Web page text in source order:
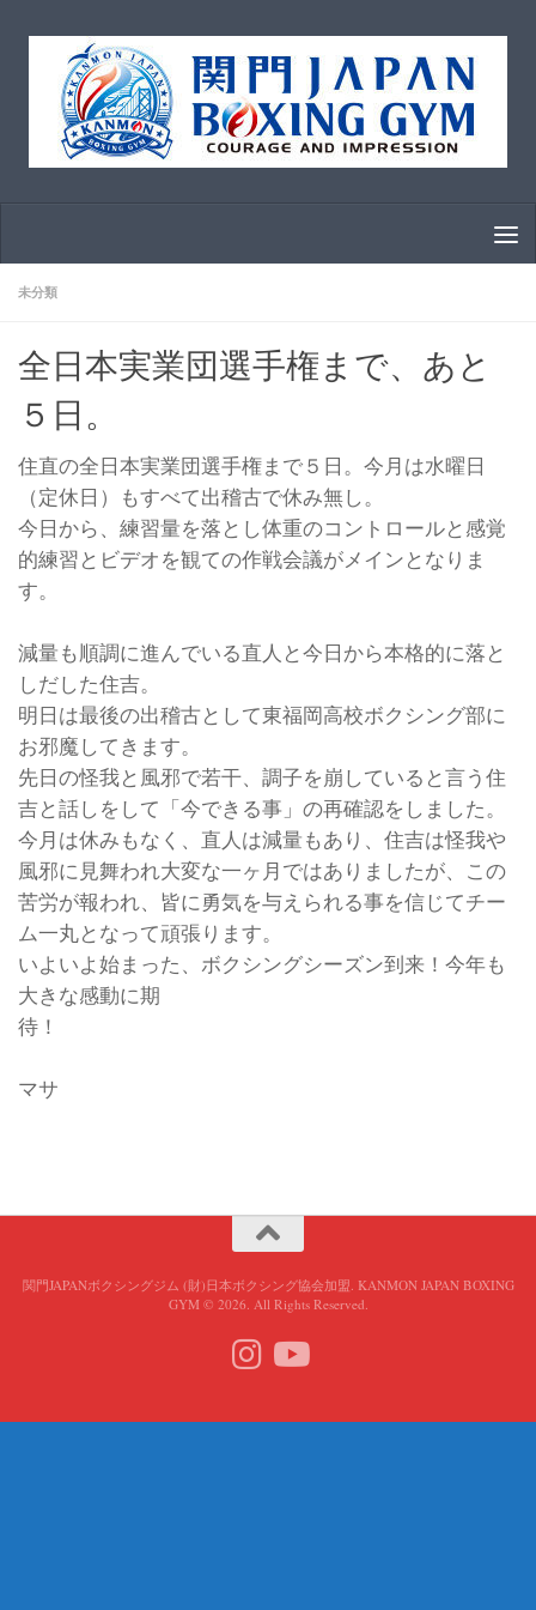
コンテンツへスキップ
未分類
全日本実業団選手権まで、あと
５日。
住直の全日本実業団選手権まで５日。今月は水曜日
（定休日）もすべて出稽古で休み無し。
今日から、練習量を落とし体重のコントロールと感覚
的練習とビデオを観ての作戦会議がメインとなりま
す。
減量も順調に進んでいる直人と今日から本格的に落と
しだした住吉。
明日は最後の出稽古として東福岡高校ボクシング部に
お邪魔してきます。
先日の怪我と風邪で若干、調子を崩していると言う住
吉と話しをして「今できる事」の再確認をしました。
今月は休みもなく、直人は減量もあり、住吉は怪我や
風邪に見舞われ大変な一ヶ月ではありましたが、この
苦労が報われ、皆に勇気を与えられる事を信じてチー
ム一丸となって頑張ります。
いよいよ始まった、ボクシングシーズン到来！今年も
大きな感動に期
待！
マサ
関門JAPANボクシングジム (財)日本ボクシング協会加盟. KANMON JAPAN BOXING
GYM © 2026. All Rights Reserved.